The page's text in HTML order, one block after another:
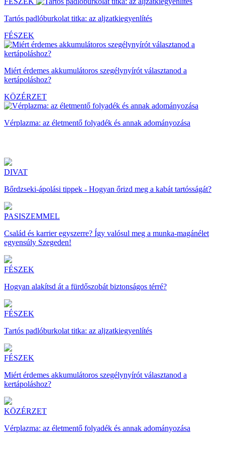
Tartós padlóburkolat titka: az aljzatkiegyenlítés
FÉSZEK
Miért érdemes akkumulátoros szegélynyírót választanod a
kertápoláshoz?
KÖZÉRZET
Vérplazma: az életmentő folyadék és annak adományozása
DIVAT
Bőrdzseki-ápolási tippek - Hogyan őrizd meg a kabát tartósságát?
PASISZEMMEL
Család és karrier egyszerre? Így valósul meg a munka-magánélet
egyensúly Szegeden!
FÉSZEK
Hogyan alakítsd át a fürdőszobát biztonságos térré?
FÉSZEK
Tartós padlóburkolat titka: az aljzatkiegyenlítés
FÉSZEK
Miért érdemes akkumulátoros szegélynyírót választanod a
kertápoláshoz?
KÖZÉRZET
Vérplazma: az életmentő folyadék és annak adományozása